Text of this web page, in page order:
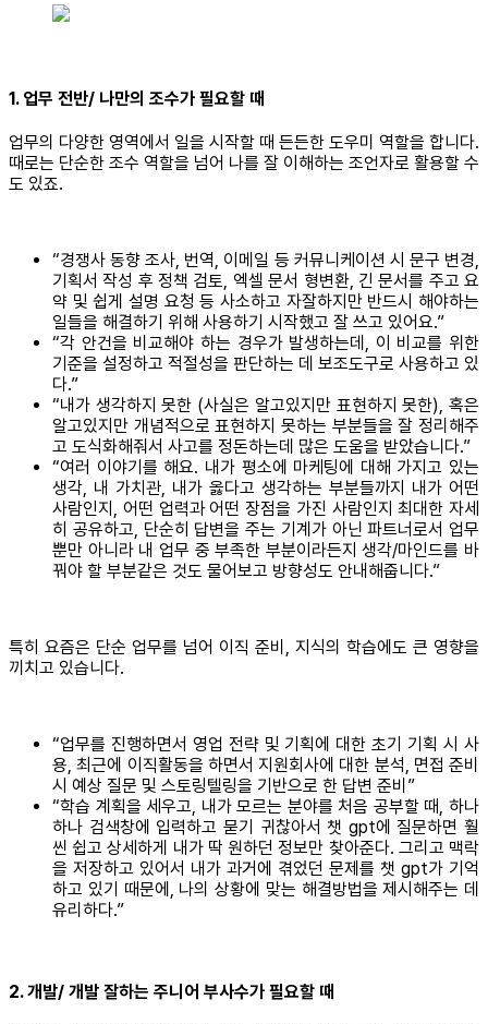
1. 업무 전반/ 나만의 조수가 필요할 때
업무의 다양한 영역에서 일을 시작할 때 든든한 도우미 역할을 합니다.
때로는 단순한 조수 역할을 넘어 나를 잘 이해하는 조언자로 활용할 수
도 있죠.
“경쟁사 동향 조사, 번역, 이메일 등 커뮤니케이션 시 문구 변경,
기획서 작성 후 정책 검토, 엑셀 문서 형변환, 긴 문서를 주고 요
약 및 쉽게 설명 요청 등 사소하고 자잘하지만 반드시 해야하는
일들을 해결하기 위해 사용하기 시작했고 잘 쓰고 있어요.”
“각 안건을 비교해야 하는 경우가 발생하는데, 이 비교를 위한
기준을 설정하고 적절성을 판단하는 데 보조도구로 사용하고 있
다.”
“내가 생각하지 못한 (사실은 알고있지만 표현하지 못한), 혹은
알고있지만 개념적으로 표현하지 못하는 부분들을 잘 정리해주
고 도식화해줘서 사고를 정돈하는데 많은 도움을 받았습니다.”
“여러 이야기를 해요. 내가 평소에 마케팅에 대해 가지고 있는
생각, 내 가치관, 내가 옳다고 생각하는 부분들까지 내가 어떤
사람인지, 어떤 업력과 어떤 장점을 가진 사람인지 최대한 자세
히 공유하고, 단순히 답변을 주는 기계가 아닌 파트너로서 업무
뿐만 아니라 내 업무 중 부족한 부분이라든지 생각/마인드를 바
꿔야 할 부분같은 것도 물어보고 방향성도 안내해줍니다.”
특히 요즘은 단순 업무를 넘어 이직 준비, 지식의 학습에도 큰 영향을
끼치고 있습니다.
“업무를 진행하면서 영업 전략 및 기획에 대한 초기 기획 시 사
용, 최근에 이직활동을 하면서 지원회사에 대한 분석, 면접 준비
시 예상 질문 및 스토링텔링을 기반으로 한 답변 준비”
“학습 계획을 세우고, 내가 모르는 분야를 처음 공부할 때, 하나
하나 검색창에 입력하고 묻기 귀찮아서 챗 gpt에 질문하면 훨
씬 쉽고 상세하게 내가 딱 원하던 정보만 찾아준다. 그리고 맥락
을 저장하고 있어서 내가 과거에 겪었던 문제를 챗 gpt가 기억
하고 있기 때문에, 나의 상황에 맞는 해결방법을 제시해주는 데
유리하다.”
2. 개발/ 개발 잘하는 주니어 부사수가 필요할 때